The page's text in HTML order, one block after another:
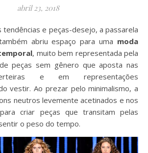
abril 23, 2018
abriu espaço para uma moda
, muito bem representada pela
peças sem gênero que aposta nas
e em representações
vestir. Ao prezar pelo minimalismo, a
neutros levemente acetinados e nos
criar peças que transitam pelas
o peso do tempo.